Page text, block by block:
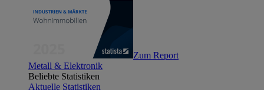
Zum Report
Metall & Elektronik
Beliebte Statistiken
Aktuelle Statistiken